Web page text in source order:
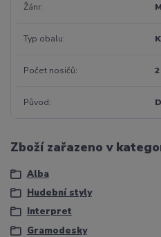
Žánr
Typ obalu
Počet nosičů 2
Původ
Zboží zařazeno v
Alba
Hudební styly
Interpret
Gramodesky